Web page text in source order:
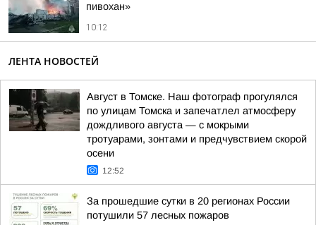
пивохан»
10:12
ЛЕНТА НОВОСТЕЙ
Август в Томске. Наш фотограф прогулялся
по улицам Томска и запечатлел атмосферу
дождливого августа — с мокрыми
тротуарами, зонтами и предчувствием скорой
осени
12:52
За прошедшие сутки в 20 регионах России
потушили 57 лесных пожаров